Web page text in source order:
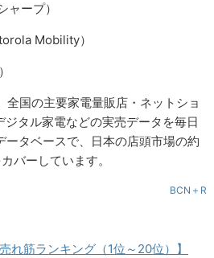
ープ）
Mobility）
全国の主要家電量販店・ネットショ
ジタル家電などの実売データを毎日
ータベースで、日本の店頭市場の約
バーしています。
BCN＋R
れ筋ランキング（1位～20位）】